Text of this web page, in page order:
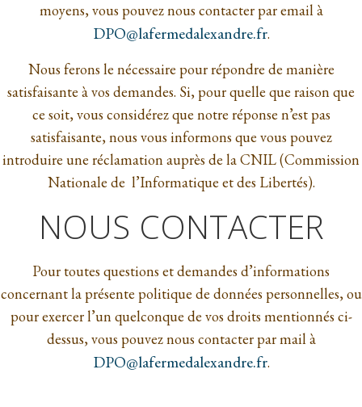
moyens, vous pouvez nous contacter par email à
DPO@lafermedalexandre.fr.
Nous ferons le nécessaire pour répondre de manière
satisfaisante à vos demandes. Si, pour quelle que raison que
ce soit, vous considérez que notre réponse n’est pas
satisfaisante, nous vous informons que vous pouvez
introduire une réclamation auprès de la CNIL (Commission
Nationale de l’Informatique et des Libertés).
NOUS CONTACTER
Pour toutes questions et demandes d’informations
concernant la présente politique de données personnelles, ou
pour exercer l’un quelconque de vos droits mentionnés ci-
dessus, vous pouvez nous contacter par mail à
DPO@lafermedalexandre.fr.